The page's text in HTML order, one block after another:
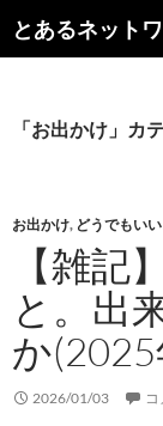
ン
キ
とあるネット
索
「お出かけ」カ
お出かけ, どうでもい
【雑記
と。出
か
2026/01/03